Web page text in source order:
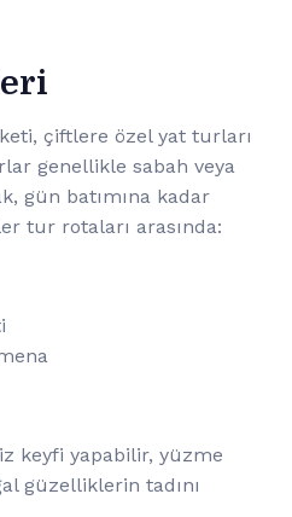
çiftlere özel yat turları
genellikle sabah veya
gün batımına kadar
tur rotaları arasında:
keyfi yapabilir, yüzme
güzelliklerin tadını